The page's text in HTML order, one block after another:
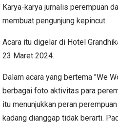
Karya-karya jurnalis perempuan
membuat pengunjung kepincut.
Acara itu digelar di Hotel
23 Maret 2024.
Dalam acara yang bertema "We
berbagai foto aktivitas para
itu menunjukkan peran
kadang dianggap tidak berarti.